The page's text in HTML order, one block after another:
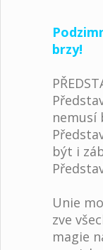
brzy!
nemusí
být i
Unie
zve
magie